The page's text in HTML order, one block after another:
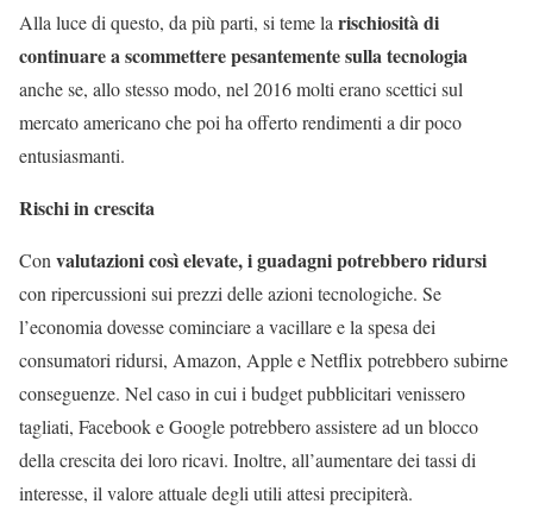
Alla luce di questo, da più parti, si teme la rischiosità di
continuare a scommettere pesantemente sulla tecnologia
anche se, allo stesso modo, nel 2016 molti erano scettici sul
mercato americano che poi ha offerto rendimenti a dir poco
entusiasmanti.
Rischi in crescita
Con valutazioni così elevate, i guadagni potrebbero ridursi
con ripercussioni sui prezzi delle azioni tecnologiche. Se
l’economia dovesse cominciare a vacillare e la spesa dei
consumatori ridursi, Amazon, Apple e Netflix potrebbero subirne
conseguenze. Nel caso in cui i budget pubblicitari venissero
tagliati, Facebook e Google potrebbero assistere ad un blocco
della crescita dei loro ricavi. Inoltre, all’aumentare dei tassi di
interesse, il valore attuale degli utili attesi precipiterà.